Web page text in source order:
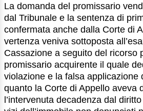
La domanda del promissario
dal Tribunale e la sentenza di
confermata anche dalla Corte di
vertenza veniva sottoposta
Cassazione a seguito del ricorso
promissario acquirente il quale
violazione e la falsa applicazione
quanto la Corte di Appello aveva
l’intervenuta decadenza dal